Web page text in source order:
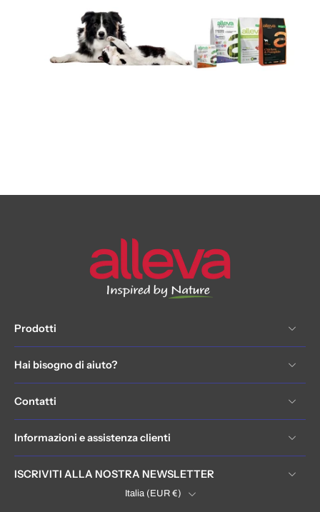
Prodotti
Hai bisogno di aiuto?
Contatti
Informazioni e assistenza clienti
ISCRIVITI ALLA NOSTRA NEWSLETTER
Italia ‎(EUR €)‎